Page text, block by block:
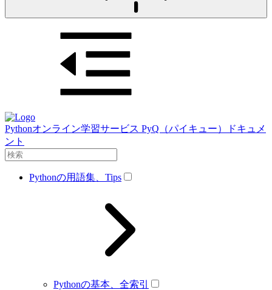
Pythonオンライン学習サービス PyQ（パイキュー）ドキュメ
ント
Pythonの用語集、Tips
Pythonの基本、全索引